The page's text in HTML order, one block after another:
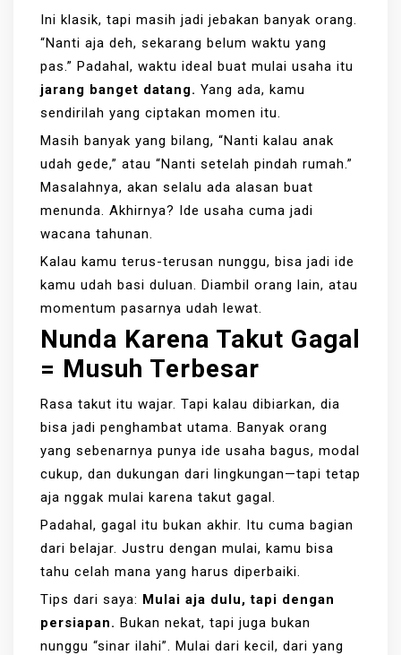
Ini klasik, tapi masih jadi jebakan banyak orang.
“Nanti aja deh, sekarang belum waktu yang
pas.” Padahal, waktu ideal buat mulai usaha itu
jarang banget datang. Yang ada, kamu
sendirilah yang ciptakan momen itu.
Masih banyak yang bilang, “Nanti kalau anak
udah gede,” atau “Nanti setelah pindah rumah.”
Masalahnya, akan selalu ada alasan buat
menunda. Akhirnya? Ide usaha cuma jadi
wacana tahunan.
Kalau kamu terus-terusan nunggu, bisa jadi ide
kamu udah basi duluan. Diambil orang lain, atau
momentum pasarnya udah lewat.
Nunda Karena Takut Gagal
= Musuh Terbesar
Rasa takut itu wajar. Tapi kalau dibiarkan, dia
bisa jadi penghambat utama. Banyak orang
yang sebenarnya punya ide usaha bagus, modal
cukup, dan dukungan dari lingkungan—tapi tetap
aja nggak mulai karena takut gagal.
Padahal, gagal itu bukan akhir. Itu cuma bagian
dari belajar. Justru dengan mulai, kamu bisa
tahu celah mana yang harus diperbaiki.
Tips dari saya: Mulai aja dulu, tapi dengan
persiapan. Bukan nekat, tapi juga bukan
nunggu “sinar ilahi”. Mulai dari kecil, dari yang